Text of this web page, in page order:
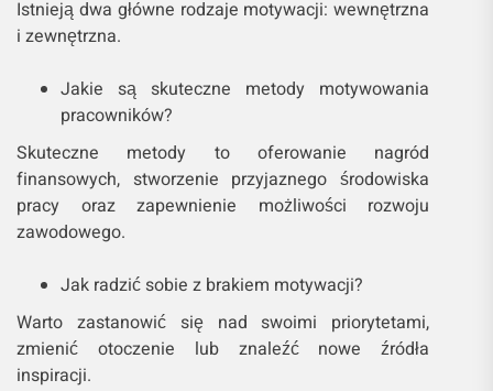
Istnieją dwa główne rodzaje motywacji: wewnętrzna
i zewnętrzna.
Jakie są skuteczne metody motywowania
pracowników?
Skuteczne metody to oferowanie nagród
finansowych, stworzenie przyjaznego środowiska
pracy oraz zapewnienie możliwości rozwoju
zawodowego.
Jak radzić sobie z brakiem motywacji?
Warto zastanowić się nad swoimi priorytetami,
zmienić otoczenie lub znaleźć nowe źródła
inspiracji.